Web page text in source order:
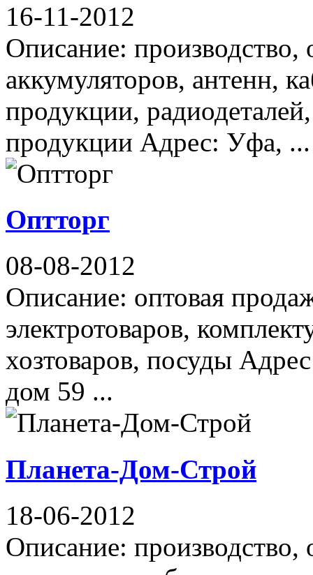
16-11-2012
Описание: производство,
аккумуляторов, антенн,
продукции,
продукции Адрес: Уфа, ...
Оптторг
08-08-2012
Описание: оптовая
электротоваров,
хозтоваров, посуды
дом 59 ...
Планета-Дом-Строй
18-06-2012
Описание: производство,